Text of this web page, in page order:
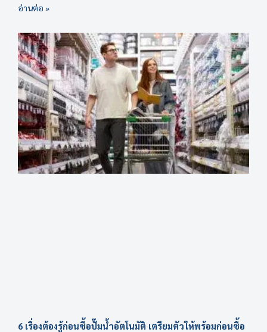
อ่านต่อ »
6 เรื่องต้องรู้ก่อนซื้อปั๊มน้ำอัตโนมัติ เตรียมตัวให้พร้อมก่อนซื้อ